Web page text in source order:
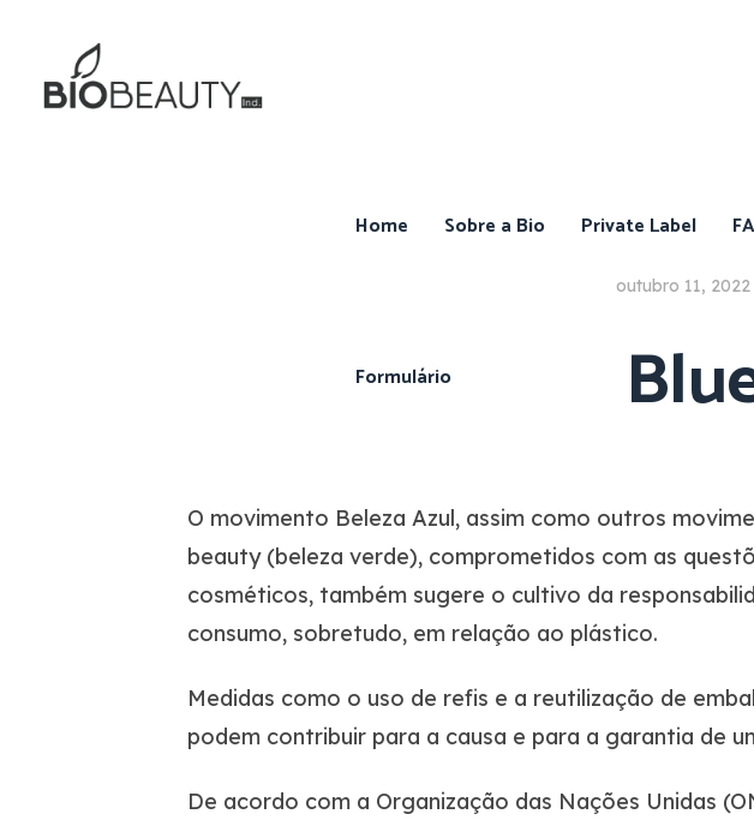
Home Sobre a Bio Private Label
Formulário
outubro 11, 2022
O movimento Beleza Azul, assim como outros
beauty (beleza verde), comprometidos com as
cosméticos, também sugere o cultivo da
consumo, sobretudo, em relação ao plástico.
Medidas como o uso de refis e a reutilização de
podem contribuir para a causa e para a garantia de
De acordo com a Organização das Nações Unidas